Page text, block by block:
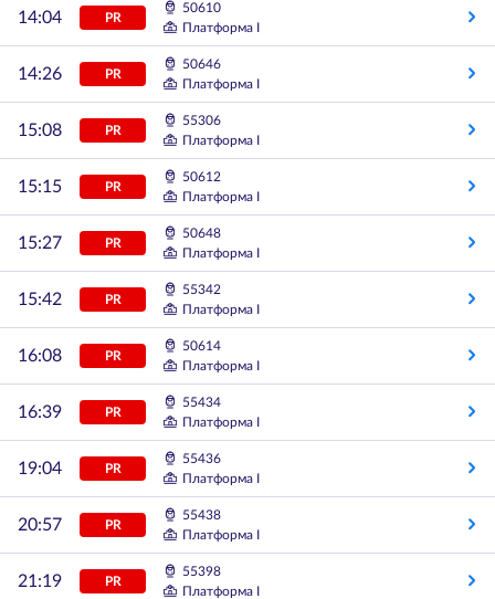
14:04 PR
50610
Платформа I
14:26 PR
50646
Платформа I
15:08 PR
55306
Платформа I
15:15 PR
50612
Платформа I
15:27 PR
50648
Платформа I
15:42 PR
55342
Платформа I
16:08 PR
50614
Платформа I
16:39 PR
55434
Платформа I
19:04 PR
55436
Платформа I
20:57 PR
55438
Платформа I
21:19 PR
55398
Платформа I